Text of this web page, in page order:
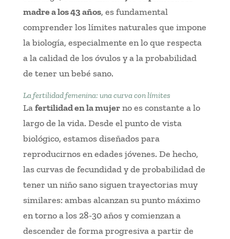
madre a los 43 años, es fundamental
comprender los límites naturales que impone
la biología, especialmente en lo que respecta
a la calidad de los óvulos y a la probabilidad
de tener un bebé sano.
La fertilidad femenina: una curva con límites
Lafertilidad en la mujerno es constante a lo
largo de la vida. Desde el punto de vista
biológico, estamos diseñados para
reproducirnos en edades jóvenes. De hecho,
las curvas de fecundidad y de probabilidad de
tener un niño sano siguen trayectorias muy
similares: ambas alcanzan su punto máximo
en torno a los 28-30 años y comienzan a
descender de forma progresiva a partir de